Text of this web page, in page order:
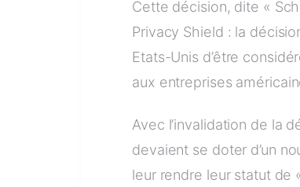
Cette décision, dite «
Privacy Shield : la
Etats-Unis d’être
aux entreprises
Avec l’invalidation de la
devaient se doter d’un
leur rendre leur statut de